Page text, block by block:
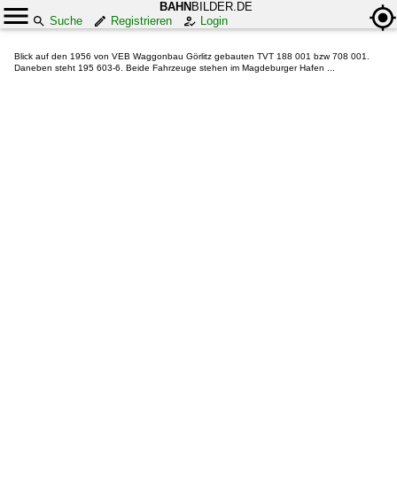
BAHN BILDER.DE
Suche
Registrieren Login
Blick auf den 1956 von VEB Waggonbau Görlitz gebauten TVT 188 001 bzw 708 001.
Daneben steht 195 603-6. Beide Fahrzeuge stehen im Magdeburger Hafen ...